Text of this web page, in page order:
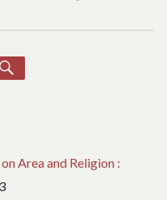
Area and Religion :